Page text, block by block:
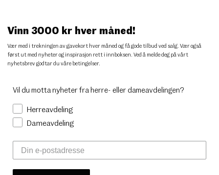
Vinn 3000 kr hver måned!
Vær med i trekningen av gavekort hver måned og få gode tilbud ved salg. Vær også
først ut med nyheter og inspirasjon rett i innboksen. Ved å melde deg på vårt
nyhetsbrev godtar du våre betingelser.
Vil du motta nyheter fra herre- eller dameavdelingen?
Herreavdeling
Dameavdeling